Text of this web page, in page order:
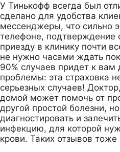
У Тинькофф всегда был
сделано для удобства
мессенджеры, что сильно
телефоне,
приезду в клинику почти
не нужно часами ждать
90% случаев придет к
проблемы: эта страховка
серьезных случаев!
домой может помочь от
другой простой болезни,
диагностировать и
инфекцию, для которой
крови. Таких отзывов тоже